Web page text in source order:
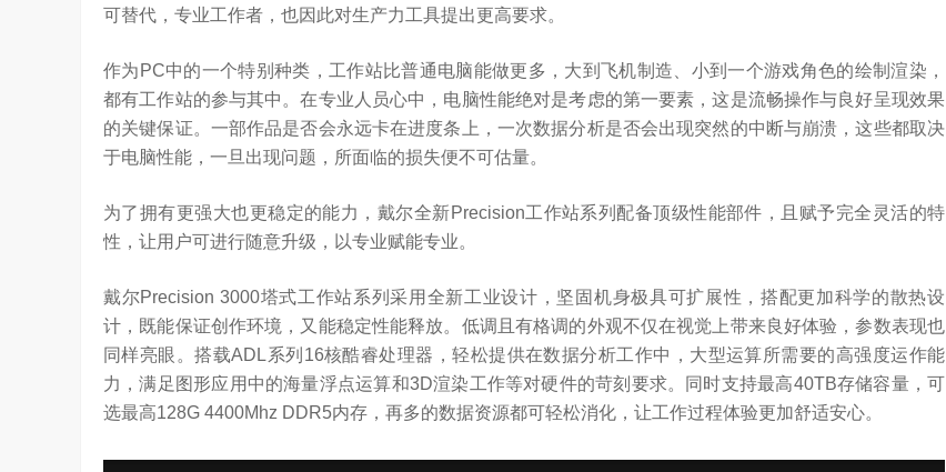
可替代，专业工作者，也因此对生产力工具提出更高要求。
作为PC中的一个特别种类，工作站比普通电脑能做更多，大到飞机制造、小到一个游戏角色的绘制渲染，
都有工作站的参与其中。在专业人员心中，电脑性能绝对是考虑的第一要素，这是流畅操作与良好呈现效果
的关键保证。一部作品是否会永远卡在进度条上，一次数据分析是否会出现突然的中断与崩溃，这些都取决
于电脑性能，一旦出现问题，所面临的损失便不可估量。
为了拥有更强大也更稳定的能力，戴尔全新Precision工作站系列配备顶级性能部件，且赋予完全灵活的特
性，让用户可进行随意升级，以专业赋能专业。
戴尔Precision 3000塔式工作站系列采用全新工业设计，坚固机身极具可扩展性，搭配更加科学的散热设
计，既能保证创作环境，又能稳定性能释放。低调且有格调的外观不仅在视觉上带来良好体验，参数表现也
同样亮眼。搭载ADL系列16核酷睿处理器，轻松提供在数据分析工作中，大型运算所需要的高强度运作能
力，满足图形应用中的海量浮点运算和3D渲染工作等对硬件的苛刻要求。同时支持最高40TB存储容量，可
选最高128G 4400Mhz DDR5内存，再多的数据资源都可轻松消化，让工作过程体验更加舒适安心。
真正的科技普惠大众
3.23W
信将凭借这‘三心’…
算力不是最贵的？谷歌首席科学家：把数据“搬来搬去”才是烧钱大头
访谈 5 天前
上，分享了他对…
对话AI创作者 vivo X Fold系列深度绑定AI长赛道
进化。当技术实现从“能听会给答案”…